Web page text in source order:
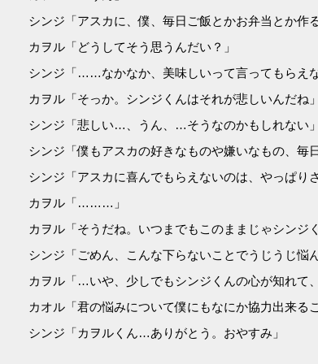
シンジ「アスカに、僕、毎日ご飯とかお弁当とか作
カヲル「どうしてそう思うんだい？」
シンジ「……なかなか、美味しいって言ってもらえな
カヲル「そっか。シンジくんはそれが悲しいんだね」
シンジ「悲しい…、うん、…そうなのかもしれない」
シンジ「僕もアスカの好きなものや嫌いなもの、毎
シンジ「アスカに喜んでもらえないのは、やっぱり
カヲル「………」
カヲル「そうだね。いつまでもこのままじゃシンジ
シンジ「ごめん、こんな下らないことでうじうじ悩
カヲル「…いや、少しでもシンジくんの心が知れて
カオル「君の悩みについて僕にもなにか協力出来る
シンジ「カヲルくん…ありがとう。おやすみ」